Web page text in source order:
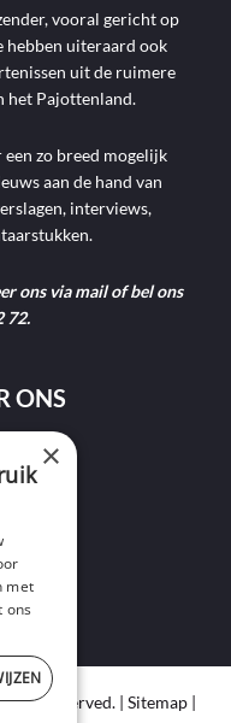
vooral gericht op
hebben uiteraard ook
uit de ruimere
het Pajottenland.
zo breed mogelijk
aan de hand van
interviews,
ons via mail of bel ons
72.
ONS
72
Reserved. | Sitemap|
×
met
ons